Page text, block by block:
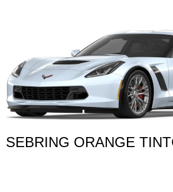
SEBRING ORANGE